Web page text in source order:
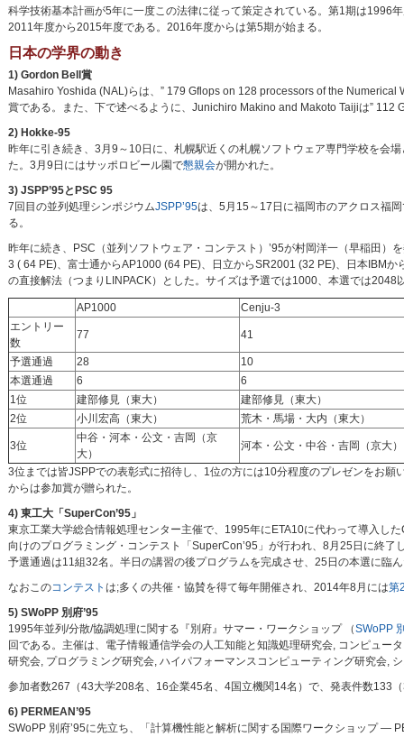
科学技術基本計画が5年に一度この法律に従って策定されている。第1期は
2011年度から2015年度である。2016年度からは第5期が始まる。
日本の学界の動き
1) Gordon Bell賞
Masahiro Yoshida (NAL)らは、” 179 Gflops on 128 processors of the
賞である。また、下で述べるように、Junichiro Makino and Makoto Taijiは”
2) Hokke-95
昨年に引き続き、3月9～10日に、札幌駅近くの札幌ソフトウェア専門学校を会
た。3月9日にはサッポロビール園で懇親会が開かれた。
3) JSPP’95とPSC 95
7回目の並列処理シンポジウムJSPP’95は、5月15～17日に福岡市のアクロス福
る。
昨年に続き、PSC（並列ソフトウェア・コンテスト）’95が村岡洋一（早稲田
3 ( 64 PE)、富士通からAP1000 (64 PE)、日立からSR2001 (32 PE)、日本IBM
の直接解法（つまりLINPACK）とした。サイズは予選では1000、本選では2048
AP1000
Cenju-3
エントリー
数
77 41
予選通過 28
10
本選通過
6
6
1位
建部修見（東大）
建部修見（東大）
2位
小川宏高（東大） 荒木・馬場・大内（東大）
3位
中谷・河本・公文・吉岡（京
大）
河本・公文・中谷・吉岡（京大）
3位までは皆JSPPでの表彰式に招待し、1位の方には10分程度のプレゼンをお
からは参加賞が贈られた。
4) 東工大「SuperCon’95」
東京工業大学総合情報処理センター主催で、1995年にETA10に代わって導入し
向けのプログラミング・コンテスト「SuperCon’95」が行われ、8月25日に終
予選通過は11組32名。半日の講習の後プログラムを完成させ、25日の本選に臨
なおこのコンテスト は;多くの共催・協賛を得て毎年開催され、2014年8月には第
5) SWoPP 別府’95
1995年並列/分散/協調処理に関する『別府』サマー・ワークショップ （SWoPP
回である。主催は、電子情報通信学会の人工知能と知識処理研究会, コンピュ
研究会, プログラミング研究会, ハイパフォーマンスコンピューティング研究会,
参加者数267（43大学208名、16企業45名、4国立機関14名）で、発表件数133
6) PERMEAN’95
SWoPP 別府’95に先立ち、「計算機性能と解析に関する国際ワークショップ —